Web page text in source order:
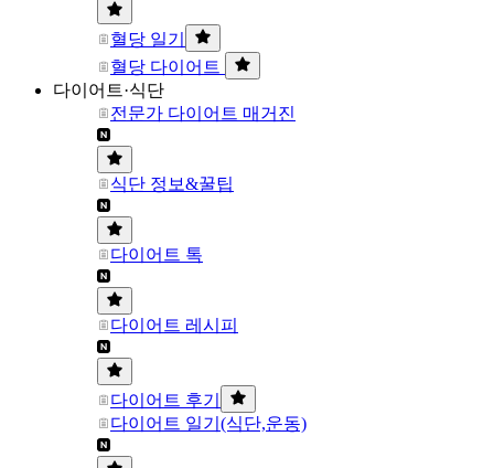
혈당 일기
혈당 다이어트
다이어트·식단
전문가 다이어트 매거진
식단 정보&꿀팁
다이어트 톡
다이어트 레시피
다이어트 후기
다이어트 일기(식단,운동)